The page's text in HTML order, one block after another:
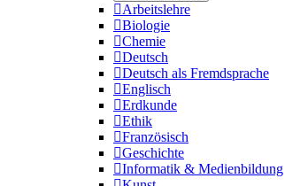
Arbeitslehre
Biologie
Chemie
Deutsch
Deutsch als Fremdsprache
Englisch
Erdkunde
Ethik
Französisch
Geschichte
Informatik & Medienbildung